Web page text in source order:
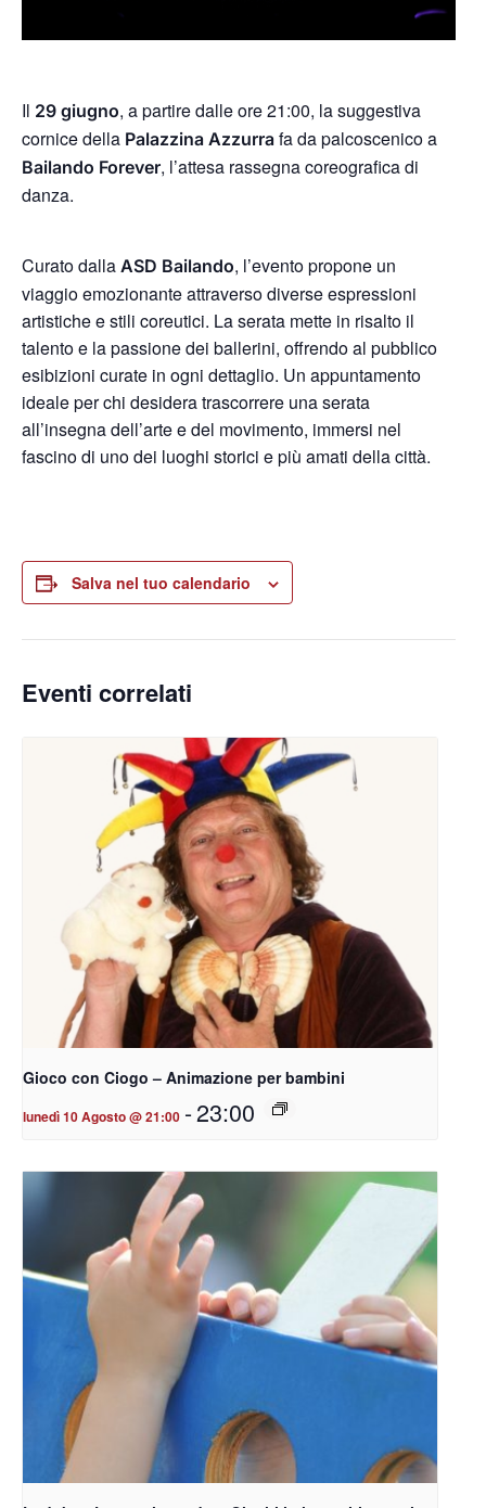
Il 29 giugno, a partire dalle ore 21:00, la suggestiva
cornice della Palazzina Azzurra fa da palcoscenico a
Bailando Forever, l’attesa rassegna coreografica di
danza.
Curato dalla ASD Bailando, l’evento propone un
viaggio emozionante attraverso diverse espressioni
artistiche e stili coreutici. La serata mette in risalto il
talento e la passione dei ballerini, offrendo al pubblico
esibizioni curate in ogni dettaglio. Un appuntamento
ideale per chi desidera trascorrere una serata
all’insegna dell’arte e del movimento, immersi nel
fascino di uno dei luoghi storici e più amati della città.
Salva nel tuo calendario
Eventi correlati
Gioco con Ciogo – Animazione per bambini
lunedì 10 Agosto @ 21:00 -23:00